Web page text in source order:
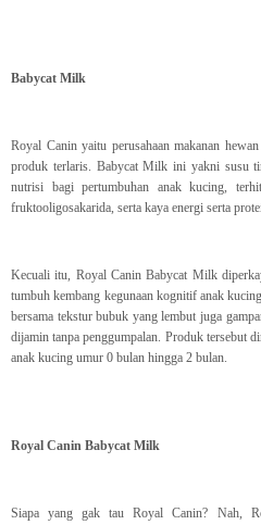
Babycat Milk
Royal Canin yaitu perusahaan makanan
produk terlaris. Babycat Milk ini yakni susu
nutrisi bagi pertumbuhan anak kucing,
fruktooligosakarida, serta kaya energi serta
Kecuali itu, Royal Canin Babycat Milk
tumbuh kembang kegunaan kognitif anak
bersama tekstur bubuk yang lembut juga
dijamin tanpa penggumpalan. Produk tersebut
anak kucing umur 0 bulan hingga 2 bulan.
Royal Canin Babycat Milk
Siapa yang gak tau Royal Canin? Nah,